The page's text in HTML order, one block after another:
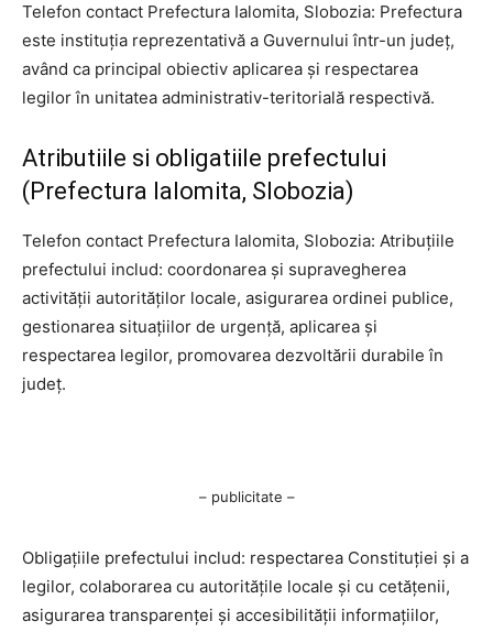
Telefon contact Prefectura Ialomita, Slobozia: Prefectura
este instituția reprezentativă a Guvernului într-un județ,
având ca principal obiectiv aplicarea și respectarea
legilor în unitatea administrativ-teritorială respectivă.
Atributiile si obligatiile prefectului
(Prefectura Ialomita, Slobozia)
Telefon contact Prefectura Ialomita, Slobozia: Atribuțiile
prefectului includ: coordonarea și supravegherea
activității autorităților locale, asigurarea ordinei publice,
gestionarea situațiilor de urgență, aplicarea și
respectarea legilor, promovarea dezvoltării durabile în
județ.
– publicitate –
Obligațiile prefectului includ: respectarea Constituției și a
legilor, colaborarea cu autoritățile locale și cu cetățenii,
asigurarea transparenței și accesibilității informațiilor,